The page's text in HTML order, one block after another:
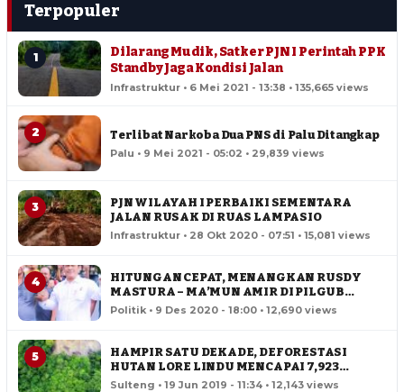
Terpopuler
1
Dilarang Mudik, Satker PJN I Perintah PPK
Standby Jaga Kondisi Jalan
Infrastruktur • 6 Mei 2021 - 13:38 • 135,665 views
2 Terlibat Narkoba Dua PNS di Palu Ditangkap
Palu • 9 Mei 2021 - 05:02 • 29,839 views
3
PJN WILAYAH I PERBAIKI SEMENTARA
JALAN RUSAK DI RUAS LAMPASIO
Infrastruktur • 28 Okt 2020 - 07:51 • 15,081 views
4
HITUNGAN CEPAT, MENANGKAN RUSDY
MASTURA – MA’MUN AMIR DI PILGUB
SULTENG
Politik • 9 Des 2020 - 18:00 • 12,690 views
5
HAMPIR SATU DEKADE, DEFORESTASI
HUTAN LORE LINDU MENCAPAI 7,923
HEKTAR
Sulteng • 19 Jun 2019 - 11:34 • 12,143 views